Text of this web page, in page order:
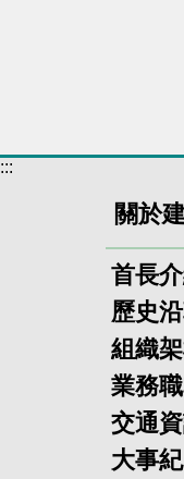
:::
關於
首長
歷史
組織
業務
交通
大事紀